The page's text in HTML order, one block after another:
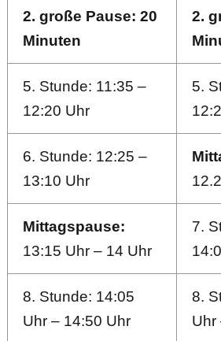
2. große Pause: 20
Minuten
2.
5. Stunde: 11:35 –
12:20 Uhr
5.
6. Stunde: 12:25 –
13:10 Uhr
Mittagspause:
13:15 Uhr – 14 Uhr
7.
8. Stunde: 14:05
Uhr – 14:50 Uhr
8.
Uhr